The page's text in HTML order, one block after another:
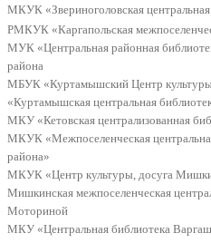
МКУК «Звериноголовская
РМКУК «Каргапольская
МУК «Центральная районная
района
МБУК «Куртамышский Центр
«Куртамышская центральная
МКУ «Кетовская централизованная
МКУК «Межпоселенческая
района»
МКУК «Центр культуры, досуга
Мишкинская межпоселенческая
Моториной
МКУ «Центральная библиотека